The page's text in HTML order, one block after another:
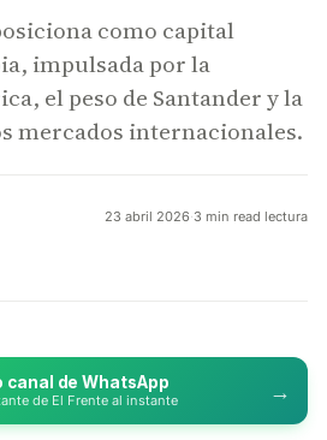
como capital
impulsada por la
el peso de Santander y la
mercados internacionales.
23 abril 2026·3 min read lectura
canal de WhatsApp
de El Frente al instante →